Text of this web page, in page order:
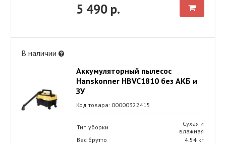
5 490 р.
В наличии
Аккумуляторный пылесос
Hanskonner HBVC1810 без АКБ и
ЗУ
Код товара: 00000322415
Тип уборки
Сухая и
влажная
Вес брутто
4.54 кг